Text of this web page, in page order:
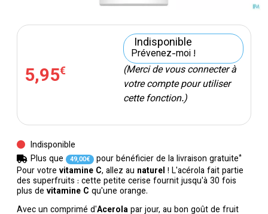
Pour votre vitamine C, allez au naturel ! L'acérola fait partie
des superfruits : cette petite cerise fournit jusqu'à 30 fois
plus de vitamine C qu'une orange.
Avec un comprimé d'Acerolapar jour, au bon goût de fruit
5,95€
Indisponible
Prévenez-moi !
(Merci de vous connecter à
votre compte pour utiliser
cette fonction.)
Indisponible
Plus que
49,00€ pour bénéficier de la livraison gratuite*